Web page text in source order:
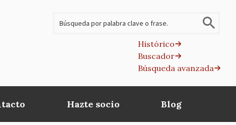
Histórico
Buscador
Búsqueda avanzada
Hazte socio Blog